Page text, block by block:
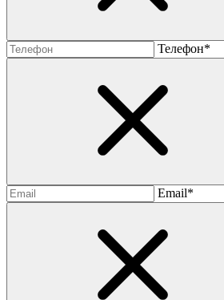
Телефон*
Email*